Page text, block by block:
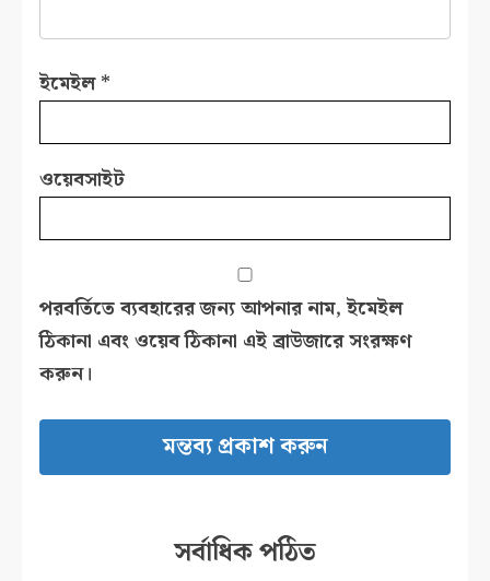
ইমেইল*
ওয়েবসাইট
পরবর্তিতে ব্যবহারের জন্য আপনার নাম, ইমেইল
ঠিকানা এবং ওয়েব ঠিকানা এই ব্রাউজারে সংরক্ষণ
করুন।
সর্বাধিক পঠিত